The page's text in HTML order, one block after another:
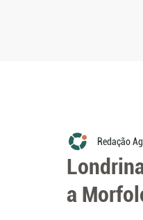
a
Redação